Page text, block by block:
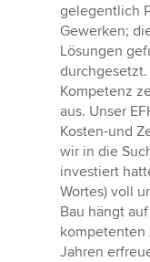
gelegentlich
Gewerken;
Lösungen
Kompetenz
aus. Unser
Kosten-und
wir in die
investiert
Wortes) voll
Bau hängt
kompetenten
Jahren